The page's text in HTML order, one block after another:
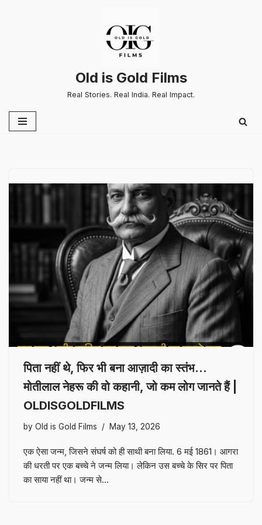
Old is Gold Films
Real Stories. Real India. Real Impact.
पिता नहीं थे, फिर भी बना आज़ादी का स्तंभ…
मोतीलाल नेहरू की वो कहानी, जो कम लोग जानते हैं |
OLDISGOLDFILMS
by Old is Gold Films May 13, 2026
एक ऐसा जन्म, जिसने संघर्ष को ही साथी बना लिया. 6 मई 1861। आगरा
की धरती पर एक बच्चे ने जन्म लिया। लेकिन उस बच्चे के सिर पर पिता
का साया नहीं था। जन्म से…